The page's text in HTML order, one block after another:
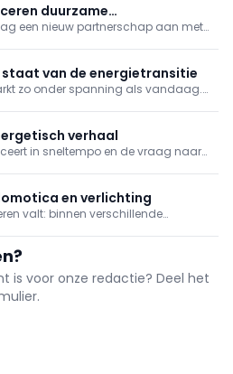
duurzame
en laadstations
een nieuw partnerschap aan met
en de revisie-expertise van
staat van de energietransitie
zo onder spanning als vandaag.
bezig. We spraken ...
verhaal
in sneltempo en de vraag naar
met alle voordelen die de
en verlichting
valt: binnen verschillende
op groei en duurzaamheid. Bij
De handelaar in
Van Malderen, zaakvoerder van
van een volledig nieuwe site. Het
redactie ging een kijkje nemen.
is voor onze redactie? Deel het